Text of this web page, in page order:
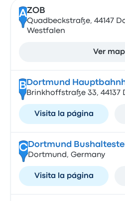
AZOB
Quadbeckstraße, 44147
Westfalen
Ver
B Dortmund
Brinkhoffstraße 33, 44137
Visita la página
CDortmund
Dortmund, Germany
Visita la página